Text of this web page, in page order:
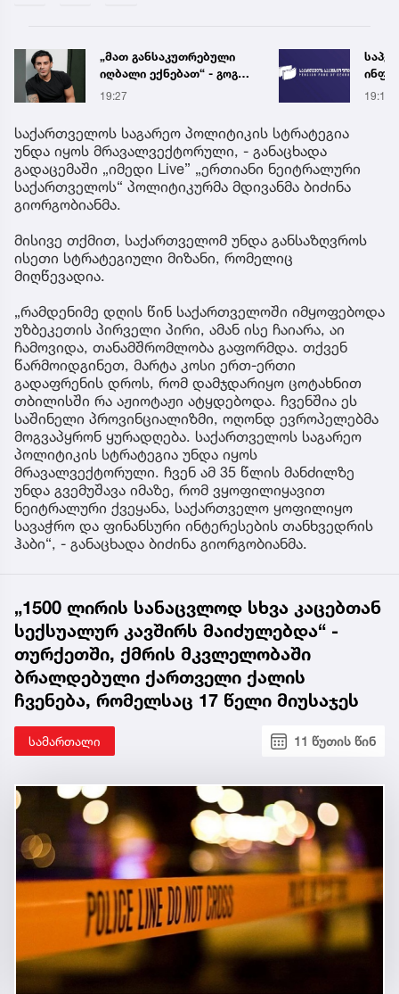
საპენსიო ფონდი
ინფორმაციას ავრცელებს
19:18 32
საქართველოს საგარეო პოლიტიკის სტრატეგია
უნდა იყოს მრავალვექტორული, - განაცხადა
გადაცემაში „იმედი Live” „ერთიანი ნეიტრალური
საქართველოს“ პოლიტიკურმა მდივანმა ბიძინა
გიორგობიანმა.
მისივე თქმით, საქართველომ უნდა განსაზღვროს
ისეთი სტრატეგიული მიზანი, რომელიც
მიღწევადია.
„რამდენიმე დღის წინ საქართველოში იმყოფებოდა
უზბეკეთის პირველი პირი, ამან ისე ჩაიარა, აი
ჩამოვიდა, თანამშრომლობა გაფორმდა. თქვენ
წარმოიდგინეთ, მარტა კოსი ერთ-ერთი
გადაფრენის დროს, რომ დამჯდარიყო ცოტახნით
თბილისში რა აჟიოტაჟი ატყდებოდა. ჩვენშია ეს
საშინელი პროვინციალიზმი, ოღონდ ევროპელებმა
მოგვაპყრონ ყურადღება. საქართველოს საგარეო
პოლიტიკის სტრატეგია უნდა იყოს
მრავალვექტორული. ჩვენ ამ 35 წლის მანძილზე
უნდა გვემუშავა იმაზე, რომ ვყოფილიყავით
ნეიტრალური ქვეყანა, საქართველო ყოფილიყო
სავაჭრო და ფინანსური ინტერესების თანხვედრის
ჰაბი“, - განაცხადა ბიძინა გიორგობიანმა.
„1500 ლირის სანაცვლოდ სხვა კაცებთან
სექსუალურ კავშირს მაიძულებდა“ -
თურქეთში, ქმრის მკვლელობაში
ბრალდებული ქართველი ქალის
ჩვენება, რომელსაც 17 წელი მიუსაჯეს
სამართალი 11 წუთის წინ